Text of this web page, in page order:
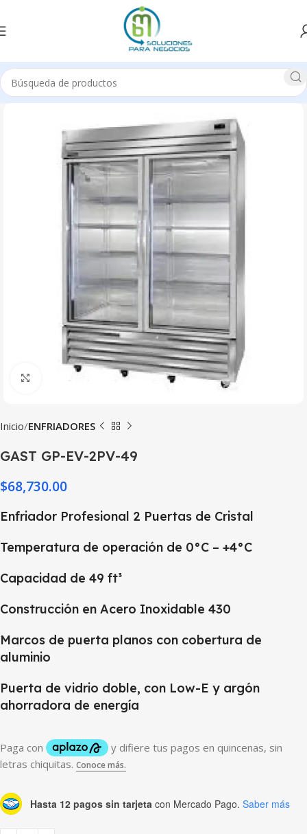
Haga Click para agrandar
Inicio ENFRIADORES
GAST GP-EV-2PV-49
$68,730.00
Enfriador Profesional 2 Puertas de Cristal
Temperatura de operación de 0°C – +4°C
Capacidad de 49 ft³
Construcción en Acero Inoxidable 430
Marcos de puerta planos con cobertura de
aluminio
Puerta de vidrio doble, con Low-E y argón
ahorradora de energía
Hasta 12 pagos sin tarjeta con Mercado Pago. Saber más